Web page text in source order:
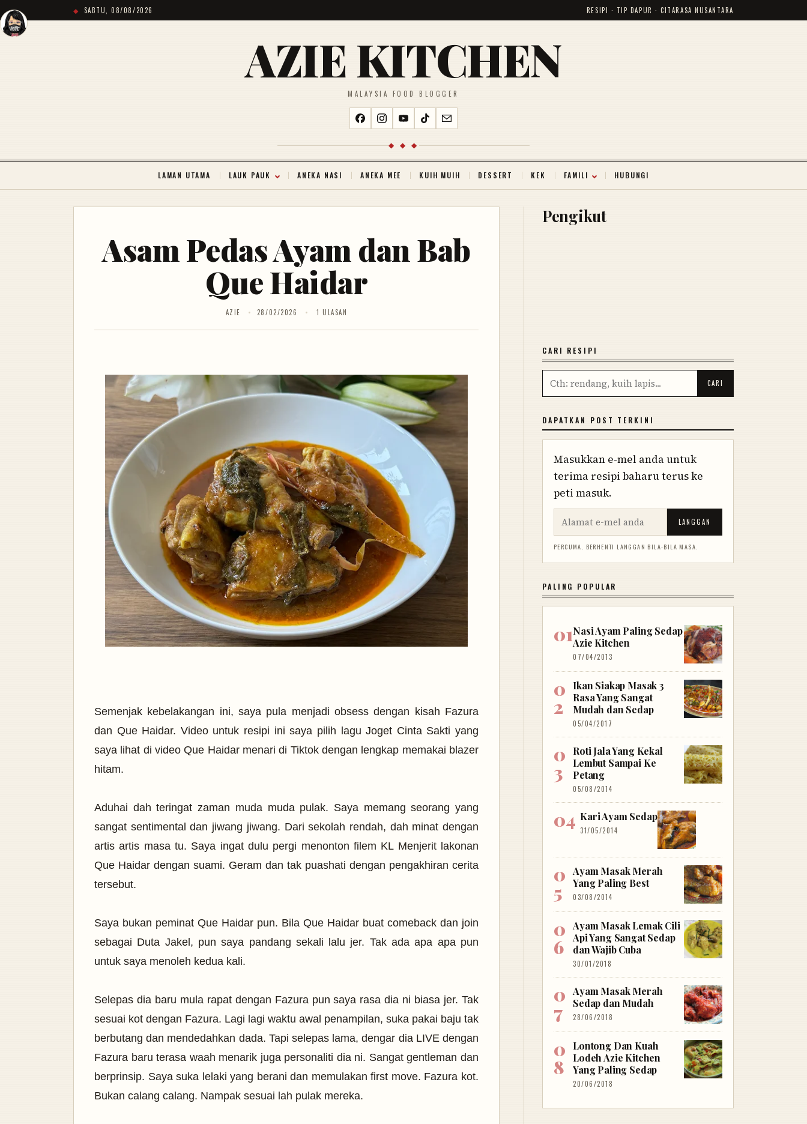
SABTU, 08/08/2026 RESIPI · TIP DAPUR · CITARASA NUSANTARA
AZIE KITCHEN
MALAYSIA FOOD BLOGGER
◆ ◆ ◆
LAMAN UTAMA LAUK PAUK ANEKA NASI ANEKA MEE KUIH MUIH DESSERT KEK FAMILI HUBUNGI
Asam Pedas Ayam dan Bab
Que Haidar
AZIE 28/02/2026 1 ULASAN
Semenjak kebelakangan ini, saya pula menjadi obsess dengan kisah Fazura
dan Que Haidar. Video untuk resipi ini saya pilih lagu Joget Cinta Sakti yang
saya lihat di video Que Haidar menari di Tiktok dengan lengkap memakai blazer
hitam.
Aduhai dah teringat zaman muda muda pulak. Saya memang seorang yang
sangat sentimental dan jiwang jiwang. Dari sekolah rendah, dah minat dengan
artis artis masa tu. Saya ingat dulu pergi menonton filem KL Menjerit lakonan
Que Haidar dengan suami. Geram dan tak puashati dengan pengakhiran cerita
tersebut.
Saya bukan peminat Que Haidar pun. Bila Que Haidar buat comeback dan join
sebagai Duta Jakel, pun saya pandang sekali lalu jer. Tak ada apa apa pun
untuk saya menoleh kedua kali.
Selepas dia baru mula rapat dengan Fazura pun saya rasa dia ni biasa jer. Tak
sesuai kot dengan Fazura. Lagi lagi waktu awal penampilan, suka pakai baju tak
berbutang dan mendedahkan dada. Tapi selepas lama, dengar dia LIVE dengan
Fazura baru terasa waah menarik juga personaliti dia ni. Sangat gentleman dan
berprinsip. Saya suka lelaki yang berani dan memulakan first move. Fazura kot.
Bukan calang calang. Nampak sesuai lah pulak mereka.
Pengikut
CARI RESIPI
DAPATKAN POST TERKINI
Masukkan e-mel anda untuk
terima resipi baharu terus ke
peti masuk.
LANGGAN
PERCUMA. BERHENTI LANGGAN BILA-BILA MASA.
PALING POPULAR
Nasi Ayam Paling Sedap
Azie Kitchen
07/04/2013
Ikan Siakap Masak 3
Rasa Yang Sangat
Mudah dan Sedap
05/04/2017
Roti Jala Yang Kekal
Lembut Sampai Ke
Petang
05/08/2014
Kari Ayam Sedap
31/05/2014
Ayam Masak Merah
Yang Paling Best
03/08/2014
Ayam Masak Lemak Cili
Api Yang Sangat Sedap
dan Wajib Cuba
30/01/2018
Ayam Masak Merah
Sedap dan Mudah
28/06/2018
Lontong Dan Kuah
Lodeh Azie Kitchen
Yang Paling Sedap
20/06/2018